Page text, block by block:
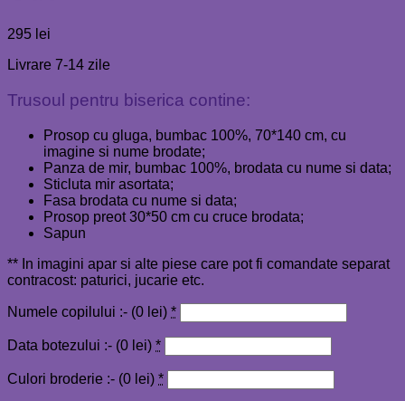
295 lei
Livrare 7-14 zile
Trusoul pentru biserica contine:
Prosop cu gluga, bumbac 100%, 70*140 cm, cu
imagine si nume brodate;
Panza de mir, bumbac 100%, brodata cu nume si data;
Sticluta mir asortata;
Fasa brodata cu nume si data;
Prosop preot 30*50 cm cu cruce brodata;
Sapun
** In imagini apar si alte piese care pot fi comandate separat
contracost: paturici, jucarie etc.
Numele copilului :- (0 lei) *
Data botezului :- (0 lei) *
Culori broderie :- (0 lei) *